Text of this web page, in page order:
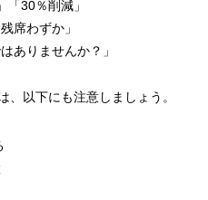
30％削減」
席わずか」
ありませんか？」
、以下にも注意しましょう。